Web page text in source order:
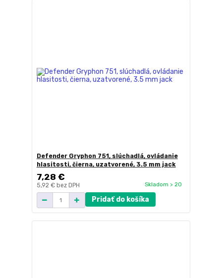
Defender Gryphon 751, slúchadlá, ovládanie
hlasitosti, čierna, uzatvorené, 3.5 mm jack
7,28 €
5,92 € bez DPH Skladom > 20
Pridať do košíka